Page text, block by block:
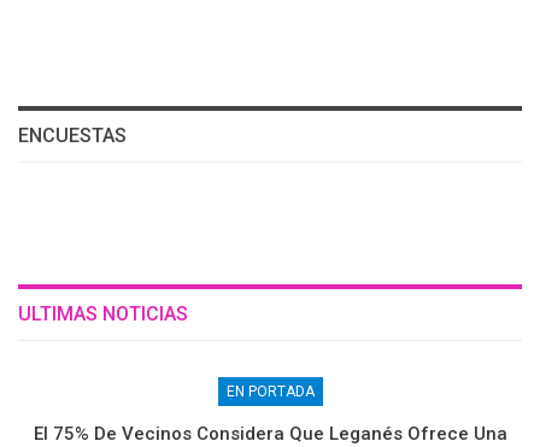
ENCUESTAS
ULTIMAS NOTICIAS
EN PORTADA
El 75% De Vecinos Considera Que Leganés Ofrece Una